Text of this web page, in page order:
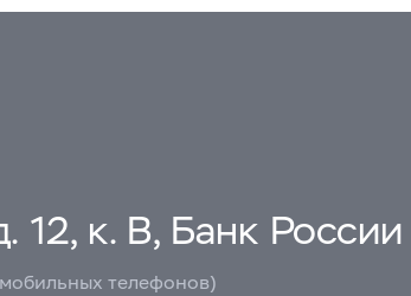
12, к. В, Банк России
телефонов)